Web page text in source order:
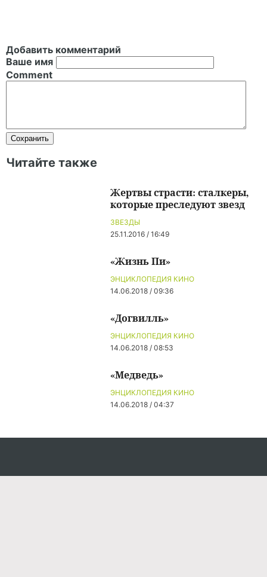
Добавить комментарий
Ваше имя
Comment
Читайте также
ЗВЕЗДЫ
25.11.2016 / 16:49
Жертвы страсти: сталкеры,
которые преследуют звезд
ЭНЦИКЛОПЕДИЯ КИНО
14.06.2018 / 09:36
«Жизнь Пи»
ЭНЦИКЛОПЕДИЯ КИНО
14.06.2018 / 08:53
«Догвилль»
ЭНЦИКЛОПЕДИЯ КИНО
14.06.2018 / 04:37
«Медведь»